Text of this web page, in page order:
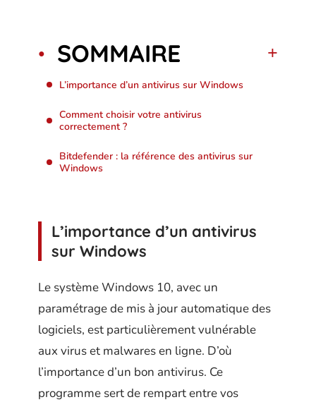
SOMMAIRE
L’importance d’un antivirus sur Windows
Comment choisir votre antivirus
correctement ?
Bitdefender : la référence des antivirus sur
Windows
L’importance d’un antivirus
sur Windows
Le système Windows 10, avec un
paramétrage de mis à jour automatique des
logiciels, est particulièrement vulnérable
aux virus et malwares en ligne. D’où
l’importance d’un bon antivirus. Ce
programme sert de rempart entre vos